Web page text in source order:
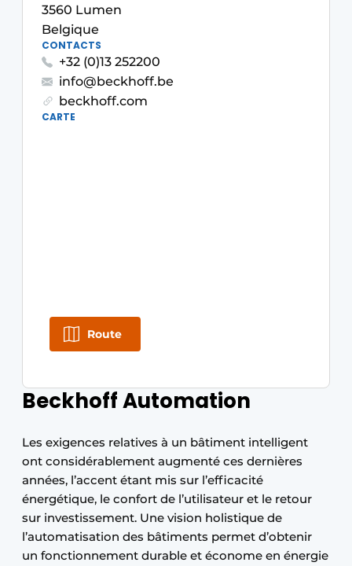
S’inscrire à l’événement
S’inscrire
Termes et conditions
Video’s
Beckhoff Automation
Les exigences relatives à un bâtiment intelligent
ont considérablement augmenté ces dernières
années, l’accent étant mis sur l’efficacité
énergétique, le confort de l’utilisateur et le retour
sur investissement. Une vision holistique de
l’automatisation des bâtiments permet d’obtenir
un fonctionnement durable et économe en énergie
3560 Lumen
Belgique
CONTACTS
+32 (0)13 252200
info@beckhoff.be
beckhoff.com
CARTE
Route